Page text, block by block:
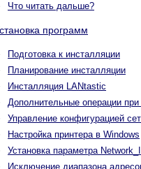
Что читать дальше?
программ
Подготовка к инсталляции
Планирование инсталляции
Инсталляция LANtastic
Дополнительные операции при
Управление конфигурацией
Настройка принтера в Windows
Установка параметра
Исключение диапазона